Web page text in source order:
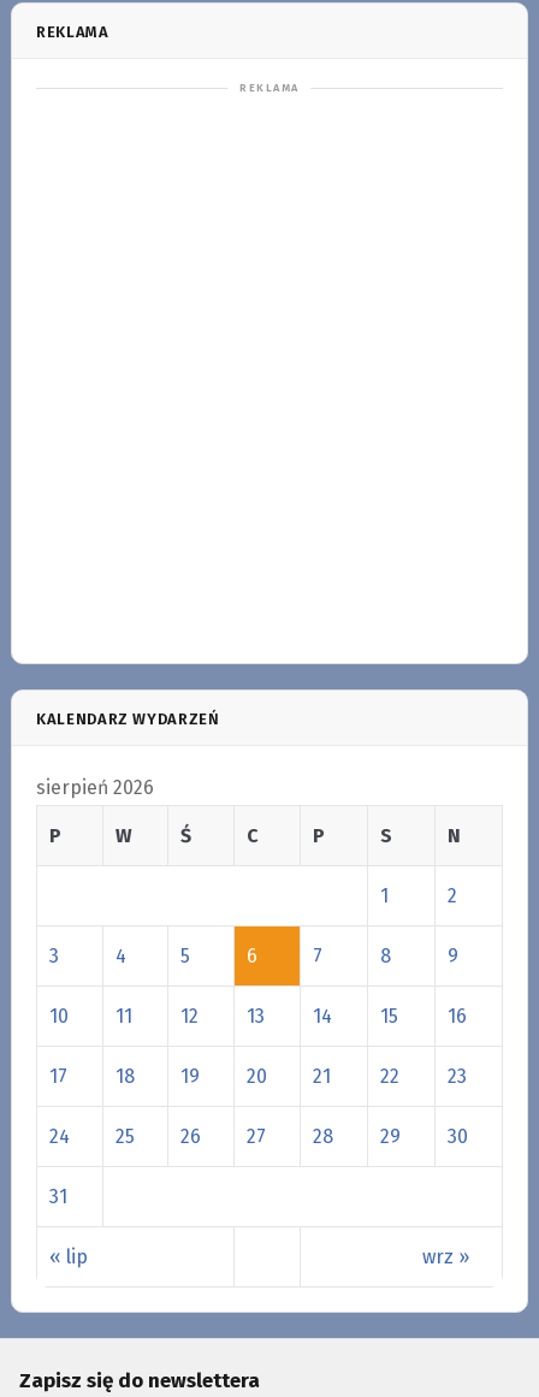
REKLAMA
KALENDARZ WYDARZEŃ
sierpień 2026
P W Ś C P S N
« lip wrz »
1 2
3 4 5 6 7 8 9
10 11 12 13 14 15 16
17 18 19 20 21 22 23
24 25 26 27 28 29 30
31
Zapisz się do newslettera